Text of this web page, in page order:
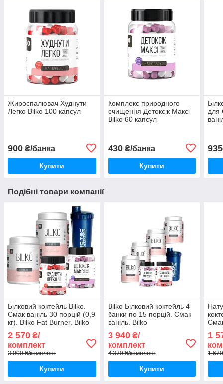
Жироспалювач Худнути
Легко Bilko 100 капсул
900 ₴/банка
Купити
Комплекс природного
очищення Детоксік Максі
Bilko 60 капсул
430₴/банка
Купити
для
935
Подібні товари компанії
Білковий коктейль Bilko.
Смак ваніль 30 порцій (0,9
кг). Bilko Fat Burner. Bilko
Detox + Шейкер
2 570 ₴/
комплект
3 000 ₴/комплект
Купити
Bilko Білковий коктейль 4
банки по 15 порцій. Смак
ваніль. Bilko
Жироспалювач. Bilko
Детоксік Максі + Шейкер
3 940₴/
комплект
4 370 ₴/комплект
Купити
1
1